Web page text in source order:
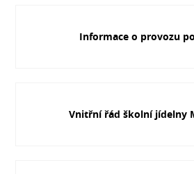
Informace o provozu
Vnitřní řád školní jídelny